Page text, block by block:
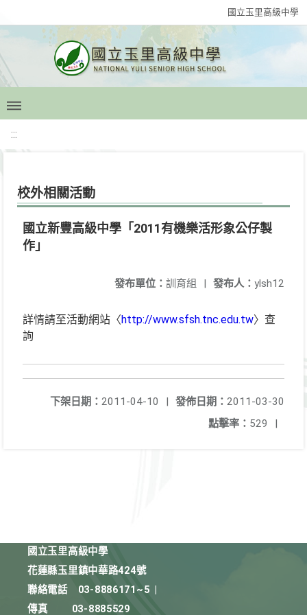
國立玉里高級中學
:::
校外相關活動
國立新豐高級中學「2011有機樂活形象公仔製
作」
發布人： ylsh12
發布單位： 訓育組 |
詳情請至活動網站〈http://www.sfsh.tnc.edu.tw〉查
詢
發佈日期： 2011-03-30
下架日期： 2011-04-10
|
點擊率： 529 |
國立玉里高級中學
花蓮縣玉里鎮中華路424號
聯絡電話
03-8886171~5
傳真
03-8885529